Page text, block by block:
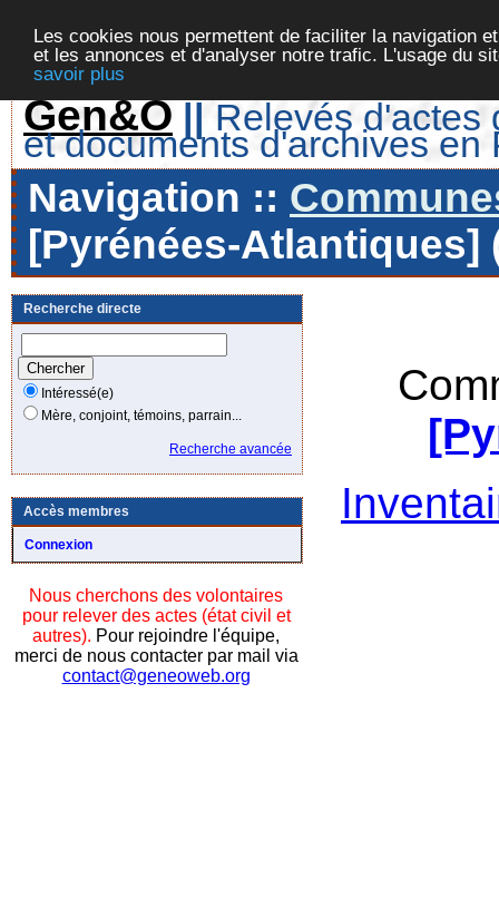
Les cookies nous permettent de faciliter la navigation
et les annonces et d'analyser notre trafic. L'usage du
savoir plus
Gen&O || Relevés d'actes
et documents d'archives en
Navigation ::
[Pyrénées-Atlantiques]
Recherche directe
Intéressé(e)
Mère, conjoint, témoins, parrain...
Recherche avancée
Accès membres
Connexion
Nous cherchons des volontaires
pour relever des actes (état civil et
autres). Pour rejoindre l'équipe,
merci de nous contacter par mail via
contact@geneoweb.org